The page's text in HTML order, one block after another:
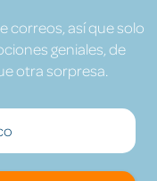
correos, así que solo
geniales, de
otra sorpresa.